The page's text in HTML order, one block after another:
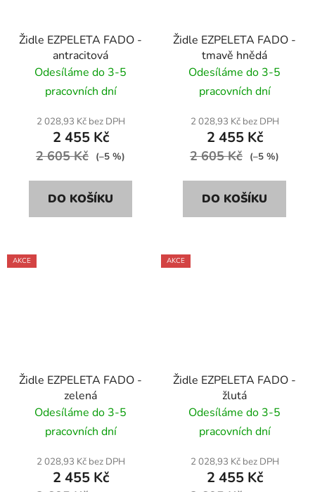
Židle EZPELETA FADO -
antracitová
Odesíláme do 3-5
pracovních dní
2 028,93 Kč bez DPH
2 455 Kč
2 605 Kč (–5 %)
DO KOŠÍKU
Židle EZPELETA FADO -
tmavě hnědá
Odesíláme do 3-5
pracovních dní
2 028,93 Kč bez DPH
2 455 Kč
2 605 Kč (–5 %)
DO KOŠÍKU
AKCE
Židle EZPELETA FADO -
zelená
Odesíláme do 3-5
pracovních dní
2 028,93 Kč bez DPH
2 455 Kč
AKCE
Židle EZPELETA FADO -
žlutá
Odesíláme do 3-5
pracovních dní
2 028,93 Kč bez DPH
2 455 Kč